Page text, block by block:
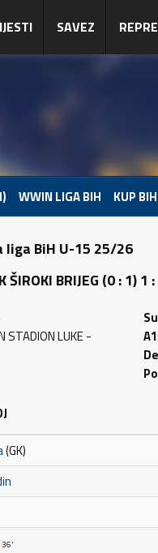
SAVEZ
WWIN LIGA BIH KUP
BiH U-15 25/26
ŠIROKI BRIJEG (0 : 1) 1 :
STADION LUKE -
A1
(GK)
36'